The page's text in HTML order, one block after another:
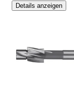
Details anzeigen